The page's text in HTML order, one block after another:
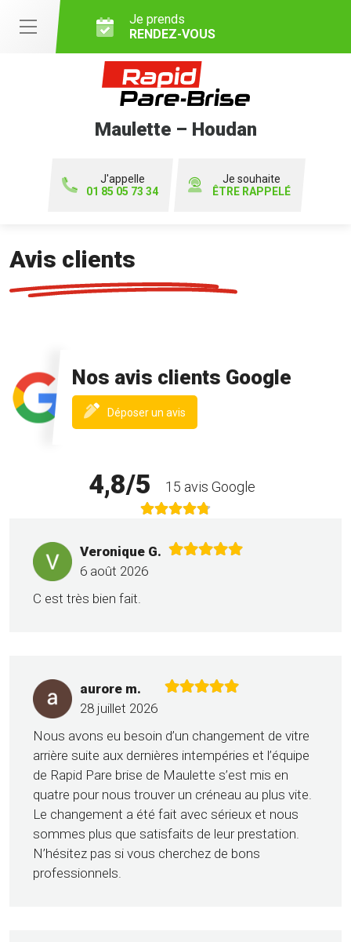
Je prends
RENDEZ-VOUS
Maulette – Houdan
J'appelle
01 85 05 73 34
Je souhaite
ÊTRE RAPPELÉ
Avis clients
Nos avis clients Google
Déposer un avis
fenêtre)
4,8/5 15 avis Google
Veronique G.
6 août 2026
C est très bien fait.
aurore m.
28 juillet 2026
Nous avons eu besoin d’un changement de vitre
arrière suite aux dernières intempéries et l’équipe
de Rapid Pare brise de Maulette s’est mis en
quatre pour nous trouver un créneau au plus vite.
Le changement a été fait avec sérieux et nous
sommes plus que satisfaits de leur prestation.
N’hésitez pas si vous cherchez de bons
professionnels.